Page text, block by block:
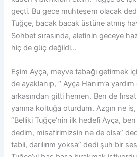
geçti. Bu gece muhteşem olacak
Tuğçe, bacak bacak üstüne atmış
Sohbet sırasında, aletinin geceye
hiç de güç değildi…
Eşim Ayça, meyve tabağı getirmek
de ayaklanıp, “ Ayça Hanım’a
arkasından gitti hemen. Ben de
yanına koltuğa oturdum. Azgın ne
“Belliki Tuğçe’nin ilk hedefi Ayça,
dedim, misafirimizsin ne de olsa”
tabii, darılırım yoksa” dedi şuh bir